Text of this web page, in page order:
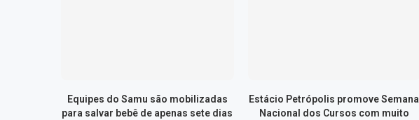
Equipes do Samu são mobilizadas
para salvar bebê de apenas sete dias
Estácio Petrópolis promove Semana
Nacional dos Cursos com muito